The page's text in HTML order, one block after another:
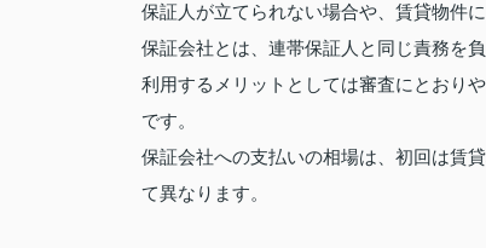
保証人が立てられない場合や、賃貸物件
保証会社とは、連帯保証人と同じ責務を
利用するメリットとしては審査にとおり
です。
保証会社への支払いの相場は、初回は賃
て異なります。